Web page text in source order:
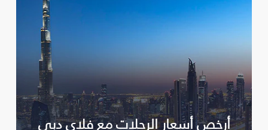
أرخص أسعار الرحلات مع فلاي دبي